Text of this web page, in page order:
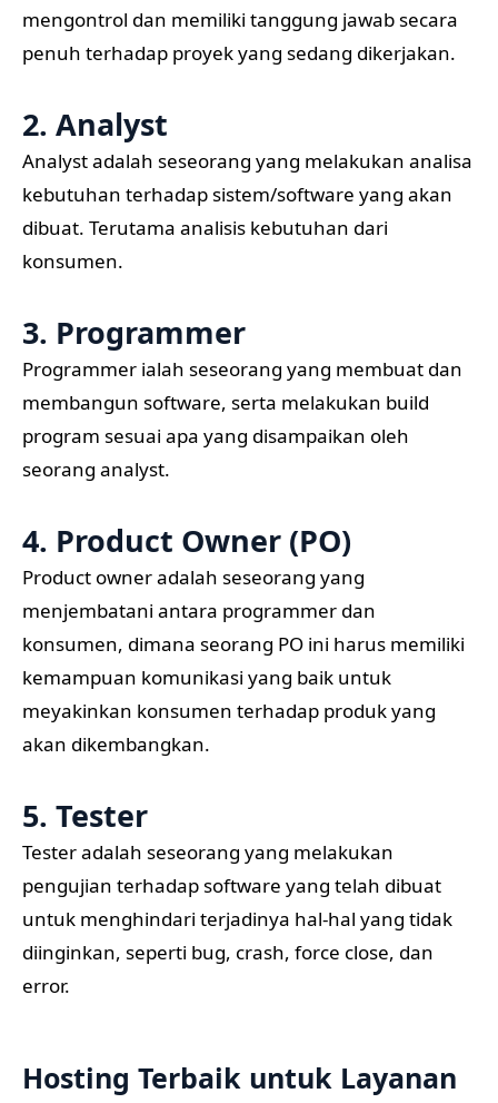
mengontrol dan memiliki tanggung jawab secara
penuh terhadap proyek yang sedang dikerjakan.
2. Analyst
Analyst adalah seseorang yang melakukan analisa
kebutuhan terhadap sistem/software yang akan
dibuat. Terutama analisis kebutuhan dari
konsumen.
3. Programmer
Programmer ialah seseorang yang membuat dan
membangun software, serta melakukan build
program sesuai apa yang disampaikan oleh
seorang analyst.
4. Product Owner (PO)
Product owner adalah seseorang yang
menjembatani antara programmer dan
konsumen, dimana seorang PO ini harus memiliki
kemampuan komunikasi yang baik untuk
meyakinkan konsumen terhadap produk yang
akan dikembangkan.
5. Tester
Tester adalah seseorang yang melakukan
pengujian terhadap software yang telah dibuat
untuk menghindari terjadinya hal-hal yang tidak
diinginkan, seperti bug, crash, force close, dan
error.
Hosting Terbaik untuk Layanan